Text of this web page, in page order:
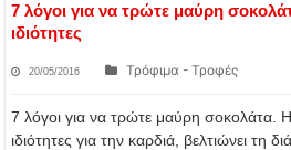
7 λόγοι για να τρώτε μαύρη
ιδιότητες
20/05/2016 Τρόφιμα - Τροφές
7 λόγοι για να τρώτε μαύρη σοκολάτα. Η
ιδιότητες για την καρδιά, βελτιώνει τη